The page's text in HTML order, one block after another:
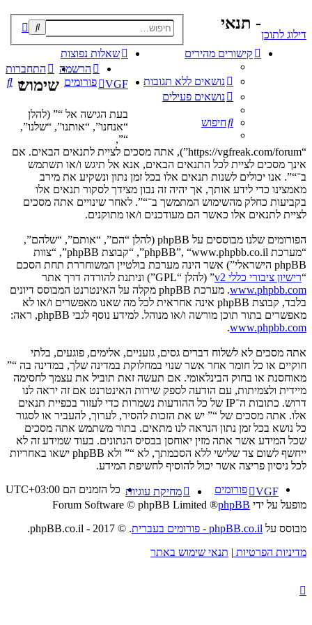
דילוג לתוכן
קישורים מהירים
נושאים ללא תגובות
נושאים פעילים
חיפוש
שאלות נפוצות
התחברות
הרשמה
VGF
פורומים
- תנאי
שימוש
בעת הגישה אל “” (להלן
“אנחנו”, “אותנו”, “שלנו”,
“”,
“https://vgfreak.com/forum”), אתה מסכים לציית לתנאים הבאים. אם
אינך מסכים לציית לכל התנאים הבאים, אנא אל תיגש ו/או תשתמש
ב־“”. אנו יכולים לשנות תנאים אלו בכל זמן נתון ונשקיע את מירב
מאמצינו כדי לידע אותך, אך יהיה זה נבון מצידך לסקור תנאים אלו
בקביעות כחלק מהשימוש המתמשך ב־“”. לאחר שינויים אתה מסכים
לציית לתנאים אלו כאשר הם מעודכנים ו/או מתוקנים.
הפורומים שלנו מבוססים על phpBB (להלן “הם”, “אותם”, “שלהם”,
“מערכת phpBB”, “www.phpbb.co.il”, “קבוצת phpBB”, “צוות
phpBB הישראלי”) אשר הינה מערכת בולטיין המשוחררת תחת הסכם
“רישיון ציבורי כללי v2
” (להלן “GPL”) וניתנת להורדה דרך אתר
www.phpbb.com
. מערכת phpBB מקלה על האינטרנט המבוסס דיונים
בלבד, קבוצת phpBB אינה אחראית לכל מה שאנו מאפשרים ו/או לא
מאפשרים בתור תוכן מורשה ו/או מנוהל. למידע נוסף לגבי phpBB, ראה:
www.phpbb.com
.
אתה מסכים לא לשלוח דברים גסים, גזעניים, אלימים, פוגעים, בלתי
חוקיים או כל חומר אחר אשר שנוי במחלוקת במדינה שלך, במדינה בה “”
מאוחסנת או בחוק הבינלאומי. אם תעשה זאת תוביל את עצמך לחסימה
מיידית ולצמיתות, עם הודעה לספק שירות האינטרנט אם זה יראה לנו
דרוש. כתובות ה־IP של כל ההודעות נשמרות כדי לעזור בכפיית תנאים
אלו. אתה מסכים של “” יש את הזכות להסיר, לערוך, להעביר או לסגור
כל נושא בכל זמן נתון הנראה לנו מתאים. בתור משתמש אתה מסכים
שכל המידע אשר אתה מזין יאוחסן בבסיס הנתונים. בעוד שמידע זה לא
ייחשף לשום צד שלישי ללא הסכמתך, לא “” ולא phpBB ישאו באחריות
לכל ניסיון פריצה אשר יכול להוסיף לחשיפת המידע.
VGF פורומים כל הזמנים הם UTC+03:00
מחיקת עוגיות
מופעל על ידי phpBB
® Forum Software © phpBB Limited
מבוסס על phpBB.co.il - פורומים בעברית
. © 2017 - phpBB.co.il.
מדיניות הפרטיות | תנאי שימוש באתר